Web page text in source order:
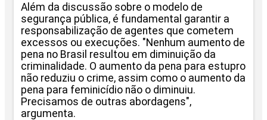
Além da discussão sobre o modelo de
segurança pública, é fundamental garantir a
responsabilização de agentes que cometem
excessos ou execuções. "Nenhum aumento de
pena no Brasil resultou em diminuição da
criminalidade. O aumento da pena para estupro
não reduziu o crime, assim como o aumento da
pena para feminicídio não o diminuiu.
Precisamos de outras abordagens",
argumenta.